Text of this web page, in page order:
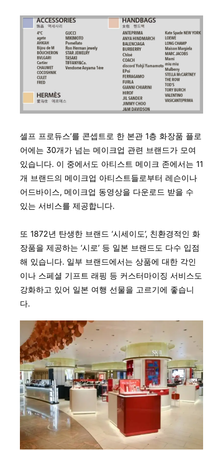
셀프 프로듀스’를 콘셉트로 한 본관 1층 화장품 플로
어에는 30개가 넘는 메이크업 관련 브랜드가 모여
있습니다. 이 중에서도 아티스트 메이크 존에서는 11
개 브랜드의 메이크업 아티스트들로부터 레슨이나
어드바이스, 메이크업 동영상을 다운로드 받을 수
있는 서비스를 제공합니다.
또 1872년 탄생한 브랜드 ‘시세이도’, 친환경적인 화
장품을 제공하는 ‘시로’ 등 일본 브랜드도 다수 입점
해 있습니다. 일부 브랜드에서는 상품에 대한 각인
이나 스페셜 기프트 래핑 등 커스터마이징 서비스도
강화하고 있어 일본 여행 선물을 고르기에 좋습니
다.